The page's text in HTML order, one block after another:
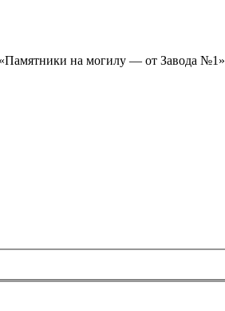
на могилу — от Завода №1»